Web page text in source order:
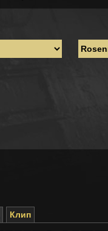
Клип